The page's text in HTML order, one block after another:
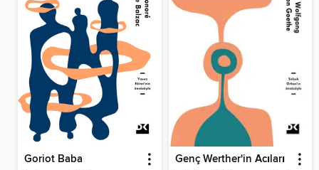
Goriot Baba Genç Werther'in Acıları